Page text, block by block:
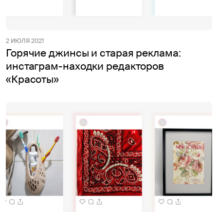
2 ИЮЛЯ 2021
Горячие джинсы и старая реклама:
инстаграм-находки редакторов
«Красоты»